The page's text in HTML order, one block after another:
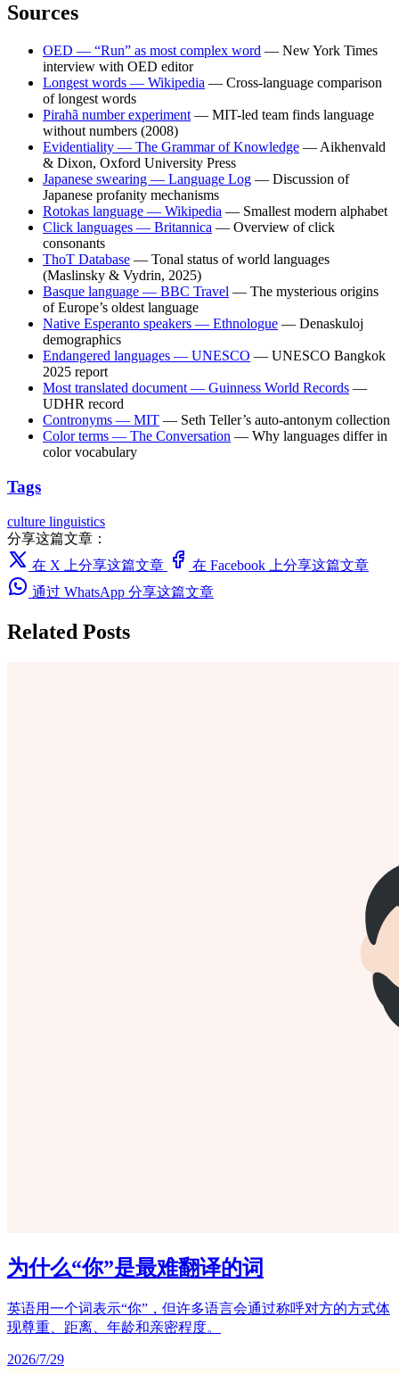
Sources
OED — “Run” as most complex word — New York Times
interview with OED editor
Longest words — Wikipedia — Cross-language comparison
of longest words
Pirahã number experiment — MIT-led team finds language
without numbers (2008)
Evidentiality — The Grammar of Knowledge — Aikhenvald
& Dixon, Oxford University Press
Japanese swearing — Language Log — Discussion of
Japanese profanity mechanisms
Rotokas language — Wikipedia — Smallest modern alphabet
Click languages — Britannica — Overview of click
consonants
ThoT Database — Tonal status of world languages
(Maslinsky & Vydrin, 2025)
Basque language — BBC Travel — The mysterious origins
of Europe’s oldest language
Native Esperanto speakers — Ethnologue — Denaskuloj
demographics
Endangered languages — UNESCO — UNESCO Bangkok
2025 report
Most translated document — Guinness World Records —
UDHR record
Contronyms — MIT — Seth Teller’s auto-antonym collection
Color terms — The Conversation — Why languages differ in
color vocabulary
Tags
culture linguistics
分享这篇文章：
在 X 上分享这篇文章
在 Facebook 上分享这篇文章
通过 WhatsApp 分享这篇文章
Related Posts
为什么“你”是最难翻译的词
英语用一个词表示“你”，但许多语言会通过称呼对方的方式体
现尊重、距离、年龄和亲密程度。
2026/7/29